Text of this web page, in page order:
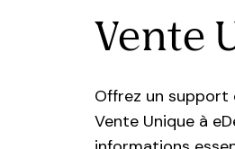
Vente
Offrez un support
Vente Unique à